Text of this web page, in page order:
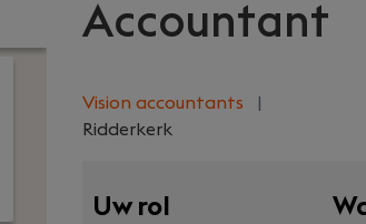
Accountant
Vision accountants
Ridderkerk
Uw rol